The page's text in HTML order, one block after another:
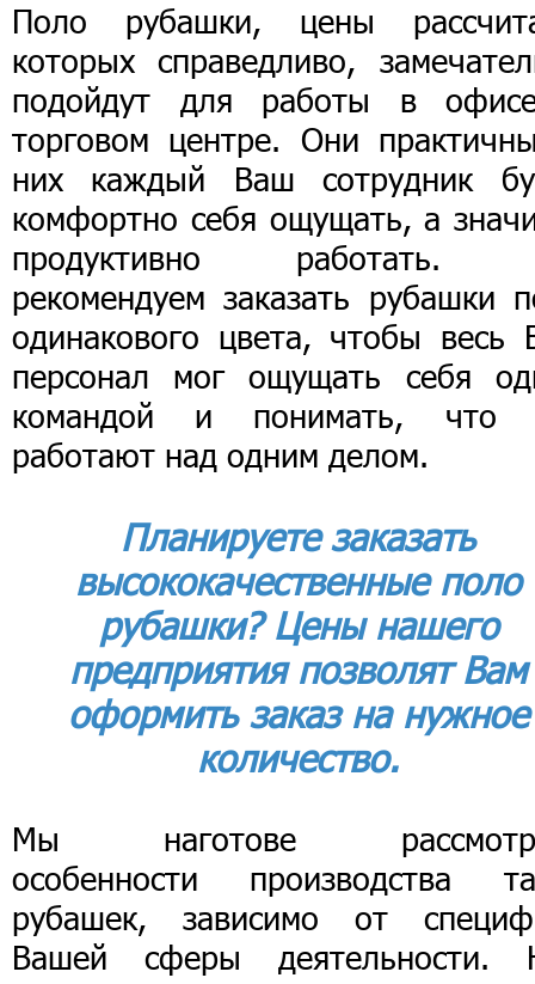
Поло рубашки, цены
которых справедливо,
подойдут для работы в
торговом центре. Они
них каждый Ваш сотрудник
комфортно себя ощущать, а
продуктивно работать.
рекомендуем заказать рубашки
одинакового цвета, чтобы весь
персонал мог ощущать себя
командой и понимать, что
работают над одним делом.
Планируете заказать
высококачественные поло
рубашки? Цены нашего
предприятия позволят Вам
оформить заказ на нужное
количество.
Мы наготове
особенности производства
рубашек, зависимо от
Вашей сферы деятельности.